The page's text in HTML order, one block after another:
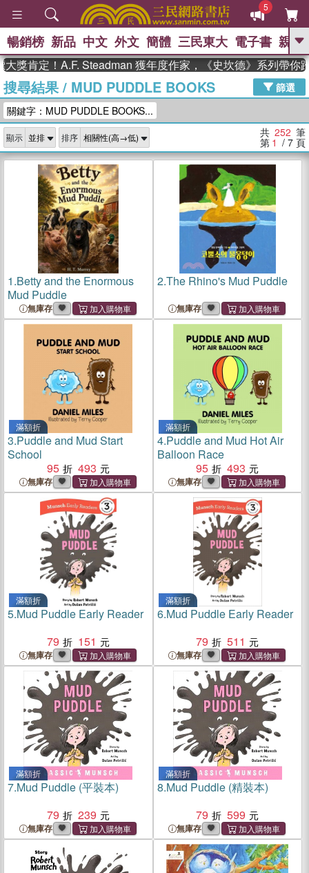
5
GO
熱搜： 東野圭吾 、 高希均教授回憶錄
、 The Odyssey 、 父親節 、 如果歷
史是一群喵
獎 臺灣漫遊錄 、 方念華 、 台灣的李
登輝時代
數學女孩：黎曼猜想 、
偉大的迷走神經
暢銷榜 新品 中文 外文 簡體 三民東大 電子書 親子
定！A.F. Steadman 獲年度作家，《史坎德》系列帶你踏上熱
搜尋結果/ MUD PUDDLE BOOKS
篩選
關鍵字：MUD PUDDLE BOOKS...
顯示 排序 共 252 筆
第 1 / 7 頁
1.Betty and the Enormous
Mud Puddle
無庫存
2.The Rhino's Mud Puddle
無庫存
滿額折
3.Puddle and Mud Start
School
95
493
無庫存
滿額折
4.Puddle and Mud Hot Air
Balloon Race
95
493
無庫存
滿額折
5.Mud Puddle Early Reader
79
151
無庫存
滿額折
6.Mud Puddle Early Reader
79
511
無庫存
滿額折
7.Mud Puddle (平裝本)
79
239
無庫存
滿額折
8.Mud Puddle (精裝本)
79
599
無庫存